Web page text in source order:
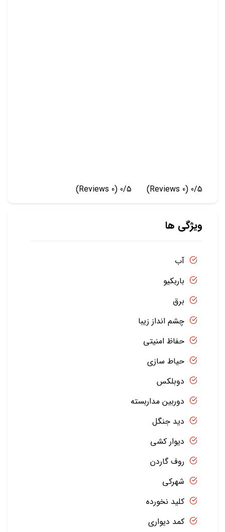
0/5
(0 Reviews)
0/5
(0 Reviews)
ویژگی ها
آب
باربکیو
برق
چشم انداز زیبا
حفاظ امنیتی
حیاط سازی
دوبلکس
دوربین مداربسته
دید جنگل
دیوار کشی
روف گاردن
شهرکی
کلید نخورده
کمد دیواری